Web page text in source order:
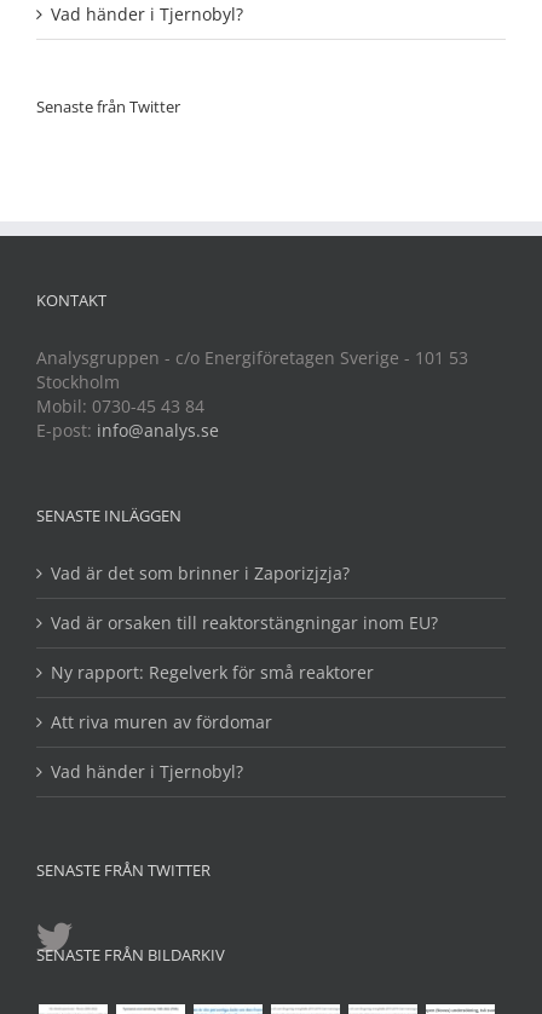
Vad händer i Tjernobyl?
Senaste från Twitter
KONTAKT
Analysgruppen - c/o Energiföretagen Sverige - 101 53
Stockholm
Mobil: 0730-45 43 84
E-post: info@analys.se
SENASTE INLÄGGEN
Vad är det som brinner i Zaporizjzja?
Vad är orsaken till reaktorstängningar inom EU?
Ny rapport: Regelverk för små reaktorer
Att riva muren av fördomar
Vad händer i Tjernobyl?
SENASTE FRÅN TWITTER
SENASTE FRÅN BILDARKIV